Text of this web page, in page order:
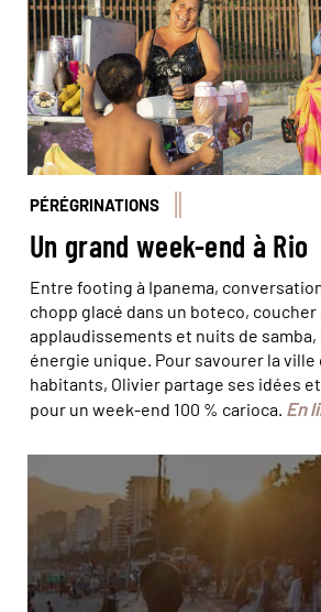
PÉRÉGRINATIONS
Un grand week-end à Rio
Entre footing à Ipanema,
chopp glacé dans un boteco,
applaudissements et nuits de samba,
énergie unique. Pour savourer la ville
habitants, Olivier partage ses idées
pour un week-end 100 % carioca. En